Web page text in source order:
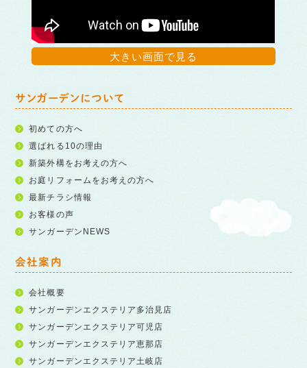
大きい画面で見る
サンガーデンについて
初めての方へ
選ばれる10の理由
新築外構をお考えの方へ
お庭リフォームをお考えの方へ
最新チラシ情報
お客様の声
サンガーデンNEWS
会社案内
会社概要
サンガーデンエクステリア多治見店
サンガーデンエクステリア可児店
サンガーデンエクステリア恵那店
サンガーデンエクステリア土岐店